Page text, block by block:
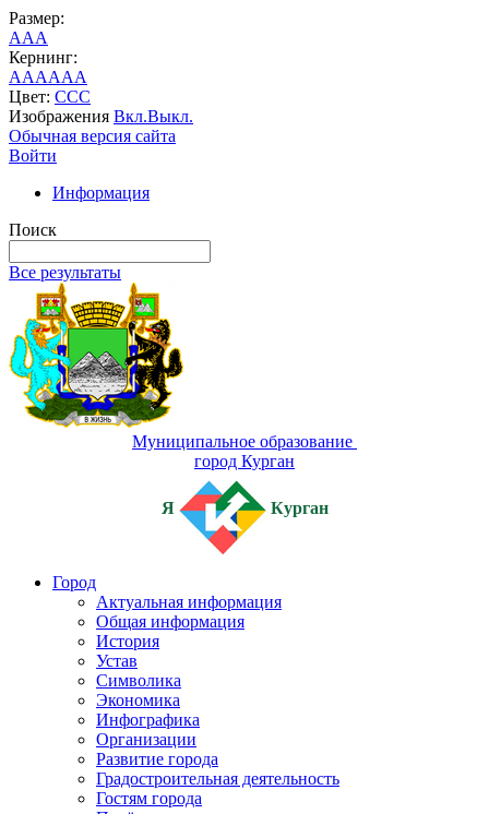
Размер:
AAA
Кернинг:
AAAAAA
Цвет: CCC
Изображения Вкл.Выкл.
Обычная версия сайта
Войти
Информация
Поиск
Все результаты
Муниципальное образование
город Курган
Я Курган
Город
Актуальная информация
Общая информация
История
Устав
Символика
Экономика
Инфографика
Организации
Развитие города
Градостроительная деятельность
Гостям города